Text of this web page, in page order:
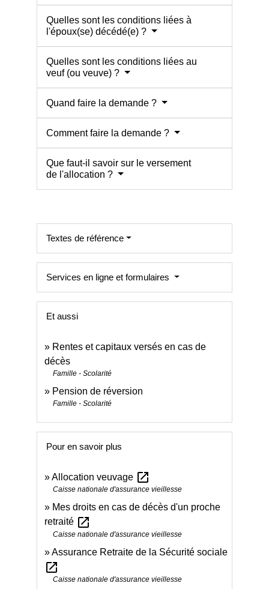
Quelles sont les conditions liées à
l'époux(se) décédé(e) ?
Quelles sont les conditions liées au
veuf (ou veuve) ?
Quand faire la demande ?
Comment faire la demande ?
Que faut-il savoir sur le versement
de l'allocation ?
Textes de référence
Services en ligne et formulaires
Et aussi
Rentes et capitaux versés en cas de
décès
Famille - Scolarité
Pension de réversion
Famille - Scolarité
Pour en savoir plus
Allocation veuvage open_in_new
Caisse nationale d'assurance vieillesse
Mes droits en cas de décès d'un proche
retraité open_in_new
Caisse nationale d'assurance vieillesse
Assurance Retraite de la Sécurité sociale
open_in_new
Caisse nationale d'assurance vieillesse